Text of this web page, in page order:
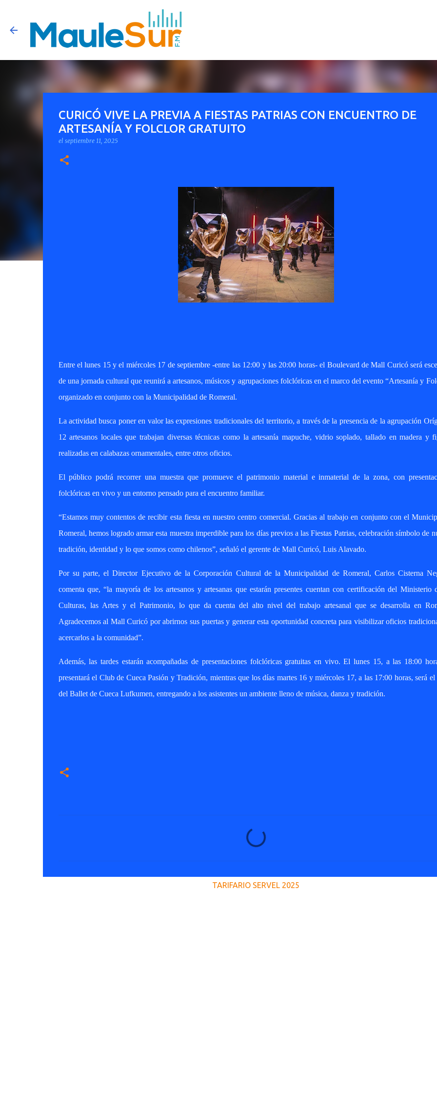
CURICÓ VIVE LA PREVIA A FIESTAS PATRIAS CON ENCUENTRO DE
ARTESANÍA Y FOLCLOR GRATUITO
el septiembre 11, 2025
Entre el lunes 15 y el miércoles 17 de septiembre -entre las 12:00 y las 20:00 horas- el Boulevard de Mall Curicó será
de una jornada cultural que reunirá a artesanos, músicos y agrupaciones folclóricas en el marco del evento “Artesanía y
organizado en conjunto con la Municipalidad de Romeral.
La actividad busca poner en valor las expresiones tradicionales del territorio, a través de la presencia de la agrupación
12 artesanos locales que trabajan diversas técnicas como la artesanía mapuche, vidrio soplado, tallado en madera y
realizadas en calabazas ornamentales, entre otros oficios.
El público podrá recorrer una muestra que promueve el patrimonio material e inmaterial de la zona, con
folclóricas en vivo y un entorno pensado para el encuentro familiar.
“Estamos muy contentos de recibir esta fiesta en nuestro centro comercial. Gracias al trabajo en conjunto con el
Romeral, hemos logrado armar esta muestra imperdible para los días previos a las Fiestas Patrias, celebración símbolo de
tradición, identidad y lo que somos como chilenos”, señaló el gerente de Mall Curicó, Luis Alavado.
Por su parte, el Director Ejecutivo de la Corporación Cultural de la Municipalidad de Romeral, Carlos Cisterna
comenta que, “la mayoría de los artesanos y artesanas que estarán presentes cuentan con certificación del Ministerio
Culturas, las Artes y el Patrimonio, lo que da cuenta del alto nivel del trabajo artesanal que se desarrolla en
Agradecemos al Mall Curicó por abrirnos sus puertas y generar esta oportunidad concreta para visibilizar oficios
acercarlos a la comunidad”.
Además, las tardes estarán acompañadas de presentaciones folclóricas gratuitas en vivo. El lunes 15, a las 18:00
presentará el Club de Cueca Pasión y Tradición, mientras que los días martes 16 y miércoles 17, a las 17:00 horas, será
del Ballet de Cueca Lufkumen, entregando a los asistentes un ambiente lleno de música, danza y tradición.
TARIFARIO SERVEL 2025